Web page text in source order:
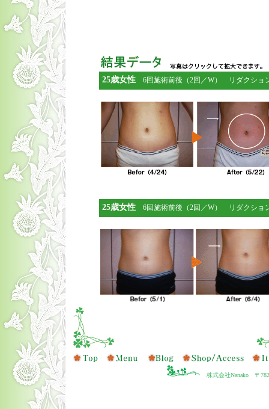
25歳女性 6回施術前後（2回／W） リダクショ
25歳女性 6回施術前後（2回／W） リダクショ
株式会社Nanako 〒